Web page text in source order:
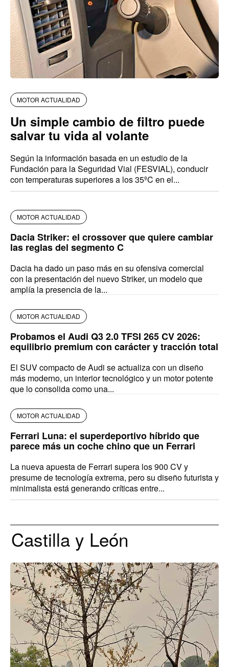
MOTOR ACTUALIDAD
Un simple cambio de filtro puede
salvar tu vida al volante
Según la información basada en un estudio de la
Fundación para la Seguridad Vial (FESVIAL), conducir
con temperaturas superiores a los 35ºC en el...
MOTOR ACTUALIDAD
Dacia Striker: el crossover que quiere cambiar
las reglas del segmento C
Dacia ha dado un paso más en su ofensiva comercial
con la presentación del nuevo Striker, un modelo que
amplía la presencia de la...
MOTOR ACTUALIDAD
Probamos el Audi Q3 2.0 TFSI 265 CV 2026:
equilibrio premium con carácter y tracción total
El SUV compacto de Audi se actualiza con un diseño
más moderno, un interior tecnológico y un motor potente
que lo consolida como una...
MOTOR ACTUALIDAD
Ferrari Luna: el superdeportivo híbrido que
parece más un coche chino que un Ferrari
La nueva apuesta de Ferrari supera los 900 CV y
presume de tecnología extrema, pero su diseño futurista y
minimalista está generando críticas entre...
Castilla y León